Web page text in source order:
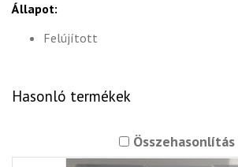
Állapot:
Felújított
Hasonló termékek
Összehasonlítás